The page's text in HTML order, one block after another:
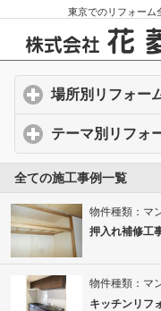
東京でのリフォーム
場所別リフォー
テーマ別リフォ
全ての施工事例一覧
物件種類：マ
押入れ補修工
物件種類：マ
キッチンリフ